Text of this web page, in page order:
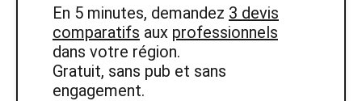
En 5 minutes, demandez 3 devis
comparatifs aux professionnels
dans votre région.
Gratuit, sans pub et sans
engagement.